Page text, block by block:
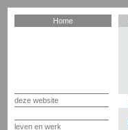
Home
deze website
leven en werk